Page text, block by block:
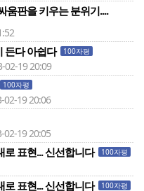
움판을 키우는 분위기....
든다 아쉽다 100자평
19 20:09
100자평
19 20:06
19 20:05
로 표현... 신선합니다 100자평
로 표현... 신선합니다 100자평